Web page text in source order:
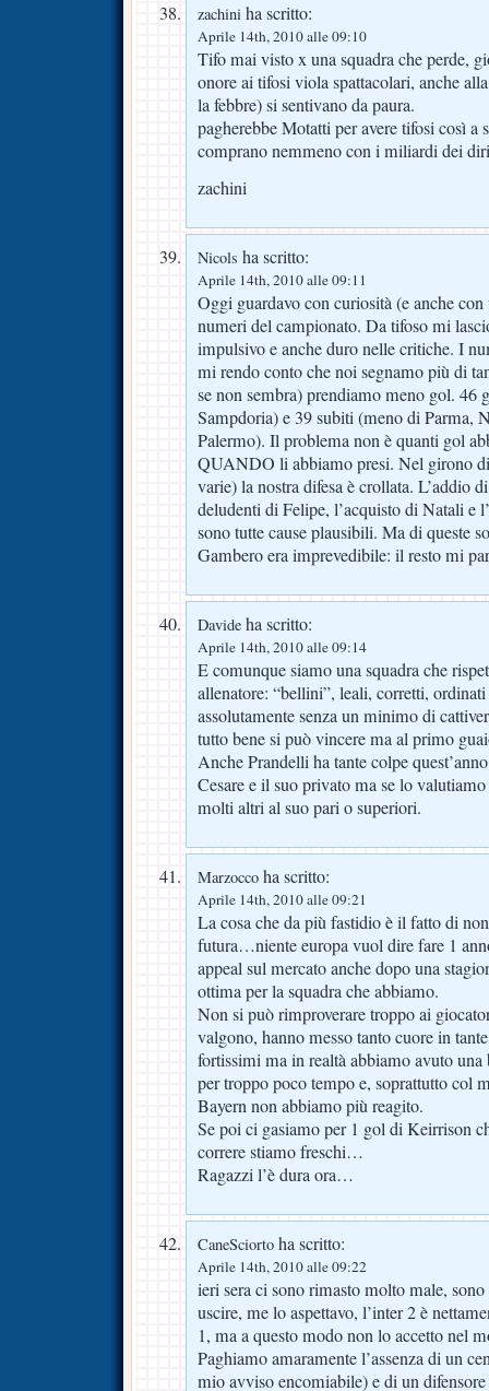
zachini ha scritto:
Aprile 14th, 2010 alle 09:10
Tifo mai visto x una squadra che perde,
onore ai tifosi viola spattacolari, anche
la febbre) si sentivano da paura.
pagherebbe Motatti per avere tifosi così a
comprano nemmeno con i miliardi dei
zachini
Nicols ha scritto:
Aprile 14th, 2010 alle 09:11
Oggi guardavo con curiosità (e anche con
numeri del campionato. Da tifoso mi
impulsivo e anche duro nelle critiche. I
mi rendo conto che noi segnamo più di
se non sembra) prendiamo meno gol. 46
Sampdoria) e 39 subiti (meno di Parma,
Palermo). Il problema non è quanti gol
QUANDO li abbiamo presi. Nel girono
varie) la nostra difesa è crollata. L’addio
deludenti di Felipe, l’acquisto di Natali e
sono tutte cause plausibili. Ma di queste
Gambero era imprevedibile: il resto mi
Davide ha scritto:
Aprile 14th, 2010 alle 09:14
E comunque siamo una squadra che
allenatore: “bellini”, leali, corretti,
assolutamente senza un minimo di
tutto bene si può vincere ma al primo
Anche Prandelli ha tante colpe
Cesare e il suo privato ma se lo
molti altri al suo pari o superiori.
Marzocco ha scritto:
Aprile 14th, 2010 alle 09:21
La cosa che da più fastidio è il fatto di
futura…niente europa vuol dire fare 1
appeal sul mercato anche dopo una
ottima per la squadra che abbiamo.
Non si può rimproverare troppo ai
valgono, hanno messo tanto cuore in
fortissimi ma in realtà abbiamo avuto
per troppo poco tempo e, soprattutto col
Bayern non abbiamo più reagito.
Se poi ci gasiamo per 1 gol di Keirrison
correre stiamo freschi…
Ragazzi l’è dura ora…
CaneSciorto ha scritto:
Aprile 14th, 2010 alle 09:22
ieri sera ci sono rimasto molto male,
uscire, me lo aspettavo, l’inter 2 è
1, ma a questo modo non lo accetto nel
Paghiamo amaramente l’assenza di un
mio avviso encomiabile) e di un